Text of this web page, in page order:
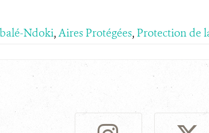
Ndoki,Aires Protégées, Protection de